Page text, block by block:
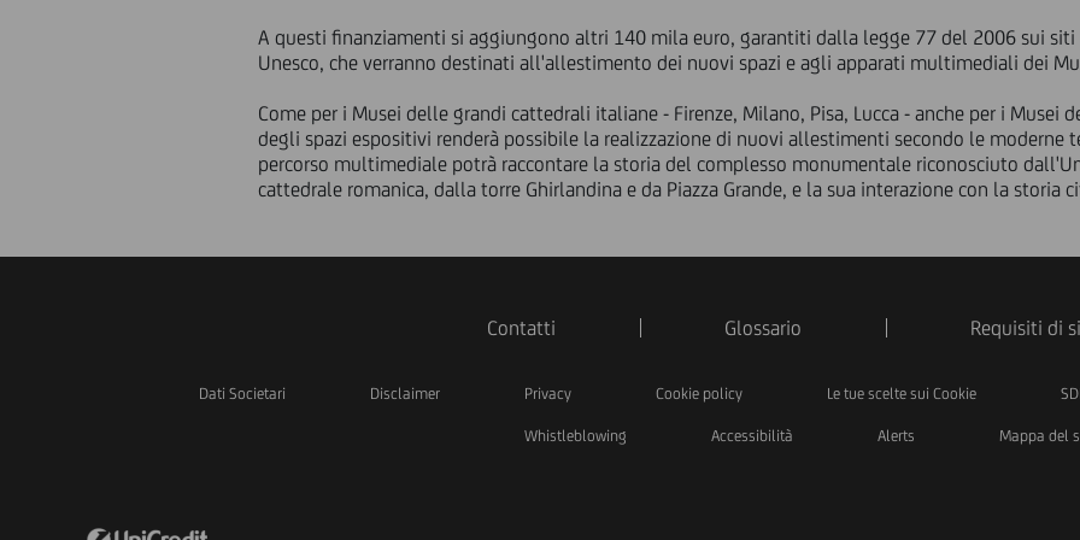
A questi finanziamenti si aggiungono altri 140 mila euro, garantiti dalla legge 77 del 2006 sui siti
Unesco, che verranno destinati all'allestimento dei nuovi spazi e agli apparati multimediali dei
Come per i Musei delle grandi cattedrali italiane - Firenze, Milano, Pisa, Lucca - anche per i Musei
degli spazi espositivi renderà possibile la realizzazione di nuovi allestimenti secondo le moderne
percorso multimediale potrà raccontare la storia del complesso monumentale riconosciuto
cattedrale romanica, dalla torre Ghirlandina e da Piazza Grande, e la sua interazione con la storia
Contatti Glossario Requisiti di
Dati Societari Disclaimer Privacy Cookie policy Le tue scelte sui Cookie
Whistleblowing Accessibilità Alerts Mappa del